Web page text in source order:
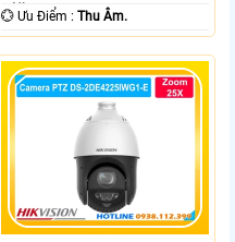
+ Nhựa.
️💮 Ưu Điểm :Thu Âm.